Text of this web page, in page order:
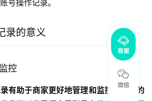
号操作记录。
录的意义
控
有助于商家更好地管理和监控子账号的